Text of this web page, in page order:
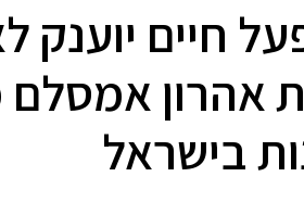
חיים יוענק
אהרון
בישראל